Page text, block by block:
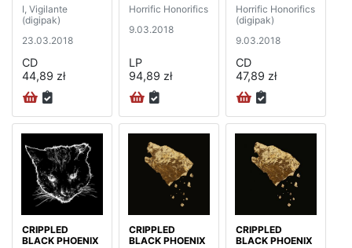
I, Vigilante
(digipak)
23.03.2018
CD
44,89 zł
Horrific Honorifics
9.03.2018
LP
94,89 zł
Horrific Honorifics
(digipak)
9.03.2018
CD
47,89 zł
CRIPPLED
BLACK PHOENIX
CRIPPLED
BLACK PHOENIX
CRIPPLED
BLACK PHOENIX